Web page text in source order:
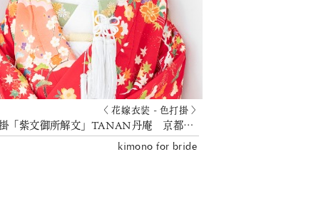
〈 花嫁衣装 - 色打掛 〉
色打掛「紫文御所解文」TANAN丹庵 京都結婚式
kimono for bride